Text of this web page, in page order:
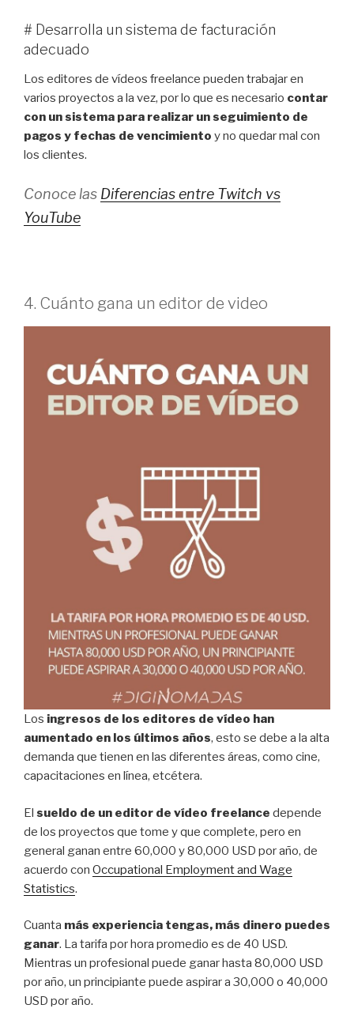
# Desarrolla un sistema de facturación
adecuado
Los editores de vídeos freelance pueden trabajar en
varios proyectos a la vez, por lo que es necesario contar
con un sistema para realizar un seguimiento de
pagos y fechas de vencimiento y no quedar mal con
los clientes.
Conoce las Diferencias entre Twitch vs
YouTube
4. Cuánto gana un editor de video
Los ingresos de los editores de vídeo han
aumentado en los últimos años, esto se debe a la alta
demanda que tienen en las diferentes áreas, como cine,
capacitaciones en línea, etcétera.
El sueldo de un editor de vídeo freelance depende
de los proyectos que tome y que complete, pero en
general ganan entre 60,000 y 80,000 USD por año, de
acuerdo con Occupational Employment and Wage
Statistics.
Cuanta más experiencia tengas, más dinero puedes
ganar. La tarifa por hora promedio es de 40 USD.
Mientras un profesional puede ganar hasta 80,000 USD
por año, un principiante puede aspirar a 30,000 o 40,000
USD por año.